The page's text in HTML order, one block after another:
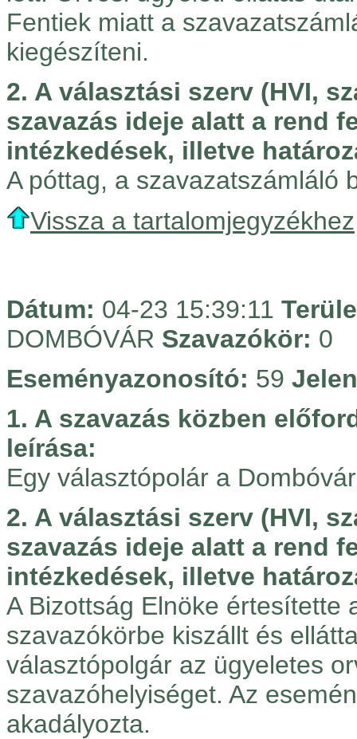
Fentiek miatt a
kiegészíteni.
2. A választási szerv (HVI,
szavazás ideje alatt a rend
intézkedések, illetve
A póttag, a szavazatszámláló
Vissza a tartalomjegyzékhez
Dátum: 04-23 15:39:11
DOMBÓVÁR Szavazókör: 0
Eseményazonosító: 59
1. A szavazás közben
leírása:
Egy választópolár a
2. A választási szerv (HVI,
szavazás ideje alatt a rend
intézkedések, illetve
A Bizottság Elnöke értesítette
szavazókörbe kiszállt és
választópolgár az ügyeletes
szavazóhelyiséget. Az
akadályozta.